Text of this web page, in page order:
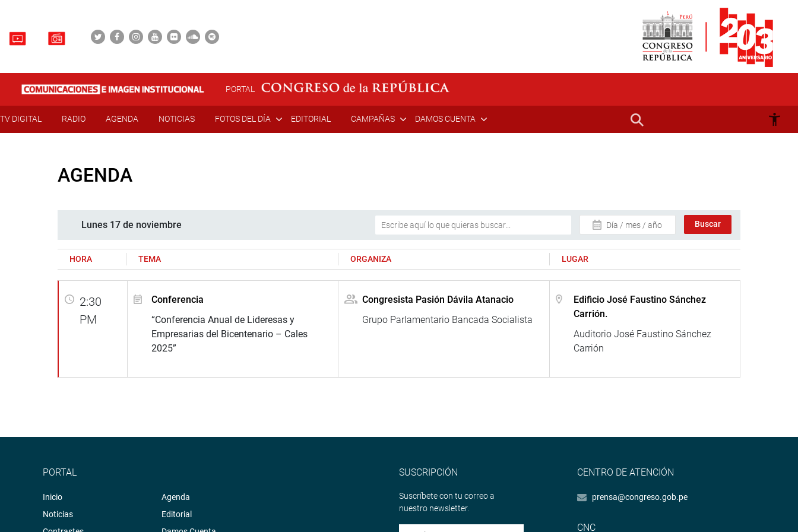
PORTAL
TV DIGITAL RADIO AGENDA NOTICIAS FOTOS DEL DÍA EDITORIAL CAMPAÑAS DAMOS CUENTA
AGENDA
Lunes 17 de noviembre Día / mes / año
HORA TEMA ORGANIZA LUGAR
2:30
PM
Conferencia
“Conferencia Anual de Lideresas y
Empresarias del Bicentenario – Cales
2025”
Congresista Pasión Dávila Atanacio
Grupo Parlamentario Bancada Socialista
Edificio José Faustino Sánchez
Carrión.
Auditorio José Faustino Sánchez
Carrión
PORTAL
Inicio
Noticias
Agenda
Editorial
SUSCRIPCIÓN
Suscríbete con tu correo a
nuestro newsletter.
CENTRO DE ATENCIÓN
prensa@congreso.gob.pe
CNC